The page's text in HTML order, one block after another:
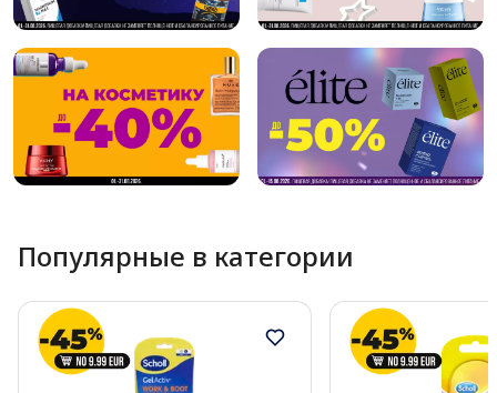
Популярные в категории